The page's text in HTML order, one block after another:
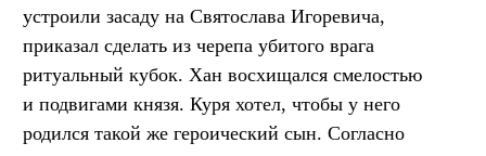
устроили засаду на Святослава Игоревича,
приказал сделать из черепа убитого врага
ритуальный кубок. Хан восхищался смелостью
и подвигами князя. Куря хотел, чтобы у него
родился такой же героический сын. Согласно